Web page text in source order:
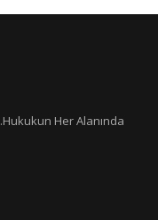
Her Alanında